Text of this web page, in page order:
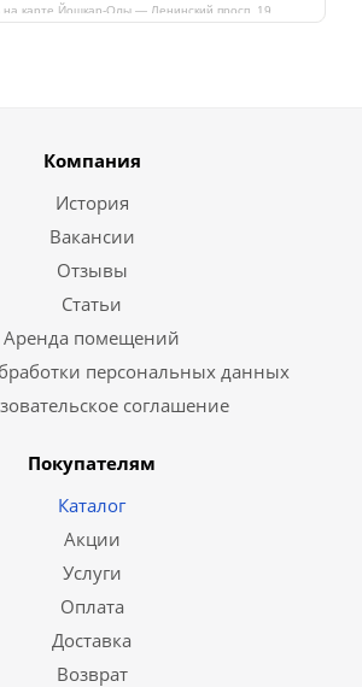
карте Йошкар‑Олы — Ленинский просп.,19
Компания
История
Вакансии
Отзывы
Статьи
Аренда помещений
персональных данных
соглашение
Покупателям
Каталог
Акции
Услуги
Оплата
Доставка
Возврат